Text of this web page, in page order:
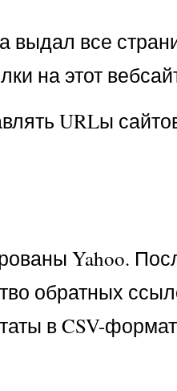
выдал все
на этот
URLы
Yahoo.
обратных
в CSV-